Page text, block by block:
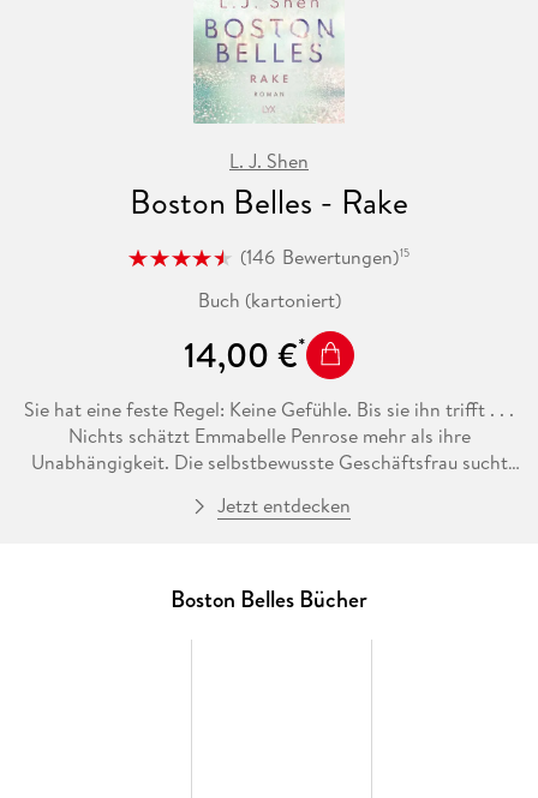
L. J. Shen
Boston Belles - Rake
(146 Bewertungen)15
Buch (kartoniert)
14,00 €
Sie hat eine feste Regel: Keine Gefühle. Bis sie ihn trifft . . .
Nichts schätzt Emmabelle Penrose mehr als ihre
Unabhängigkeit. Die selbstbewusste Geschäftsfrau sucht
etwas noch mehr wünscht als ihre Freiheit - ein Baby. Der
Beste: Er hat eine ebenso große Abneigung gegen die Ehe
Sorgerecht, aber mehr nicht. Doch obwohl Emmabelle sich
Jetzt entdecken
Boston Belles Bücher